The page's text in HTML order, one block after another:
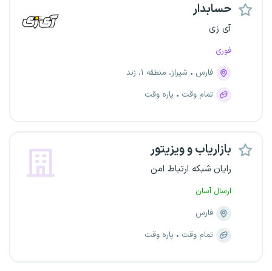
حسابدار
آی زی
فوری
فارس
شیراز، منطقه ۱، زند
تمام وقت
پاره وقت
بازاریاب و ویزیتور
رایان شبکه ارتباط امن
ارسال آسان
فارس
تمام وقت
پاره وقت